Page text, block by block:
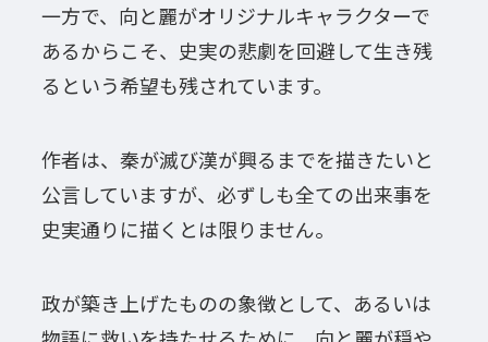
一方で、向と麗がオリジナルキャラクターで
あるからこそ、史実の悲劇を回避して生き残
るという希望も残されています。
作者は、秦が滅び漢が興るまでを描きたいと
公言していますが、必ずしも全ての出来事を
史実通りに描くとは限りません。
政が築き上げたものの象徴として、あるいは